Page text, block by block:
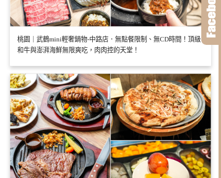
桃園｜武鶴mini輕奢鍋物-中路店．無點餐限制、無CD時間！頂級
和牛與澎湃海鮮無限爽吃，肉肉控的天堂！